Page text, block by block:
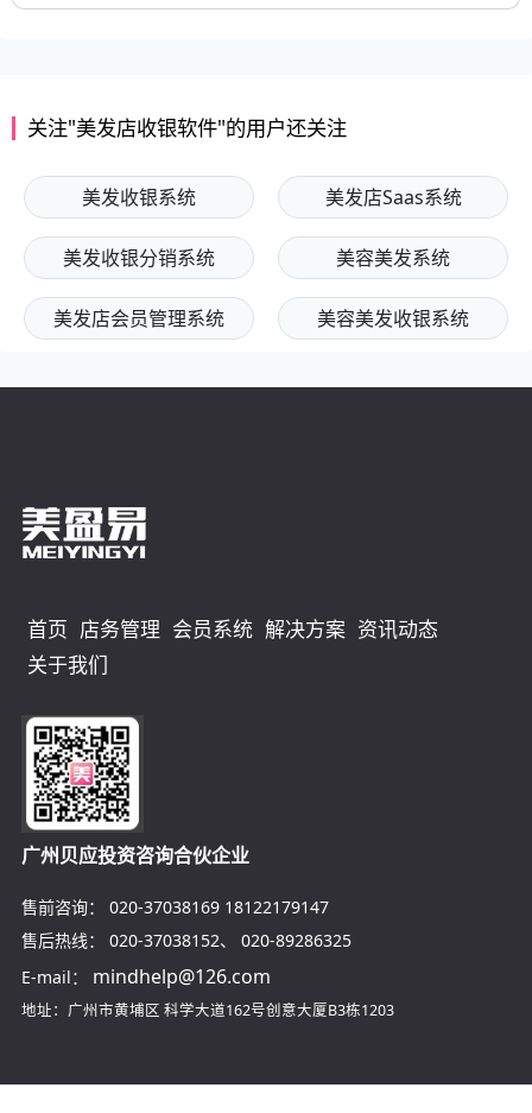
关注"美发店收银软件"的用户还关注
美发收银系统 美发店Saas系统
美发收银分销系统 美容美发系统
美发店会员管理系统 美容美发收银系统
首页 店务管理 会员系统 解决方案 资讯动态
关于我们
广州贝应投资咨询合伙企业
售前咨询： 020-37038169 18122179147
售后热线：
020-37038152、 020-89286325
E-mail：
mindhelp@126.com
地址：广州市黄埔区 科学大道162号创意大厦B3栋1203